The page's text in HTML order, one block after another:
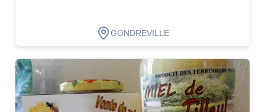
GONDREVILLE
Dégustation